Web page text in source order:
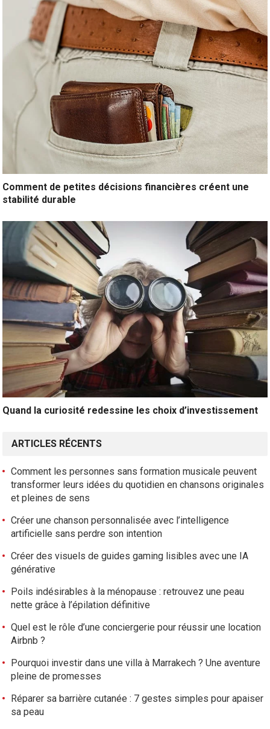
Comment de petites décisions financières créent une
stabilité durable
Quand la curiosité redessine les choix d’investissement
ARTICLES RÉCENTS
Comment les personnes sans formation musicale peuvent
transformer leurs idées du quotidien en chansons originales
et pleines de sens
Créer une chanson personnalisée avec l’intelligence
artificielle sans perdre son intention
Créer des visuels de guides gaming lisibles avec une IA
générative
Poils indésirables à la ménopause : retrouvez une peau
nette grâce à l’épilation définitive
Quel est le rôle d’une conciergerie pour réussir une location
Airbnb ?
Pourquoi investir dans une villa à Marrakech ? Une aventure
pleine de promesses
Réparer sa barrière cutanée : 7 gestes simples pour apaiser
sa peau